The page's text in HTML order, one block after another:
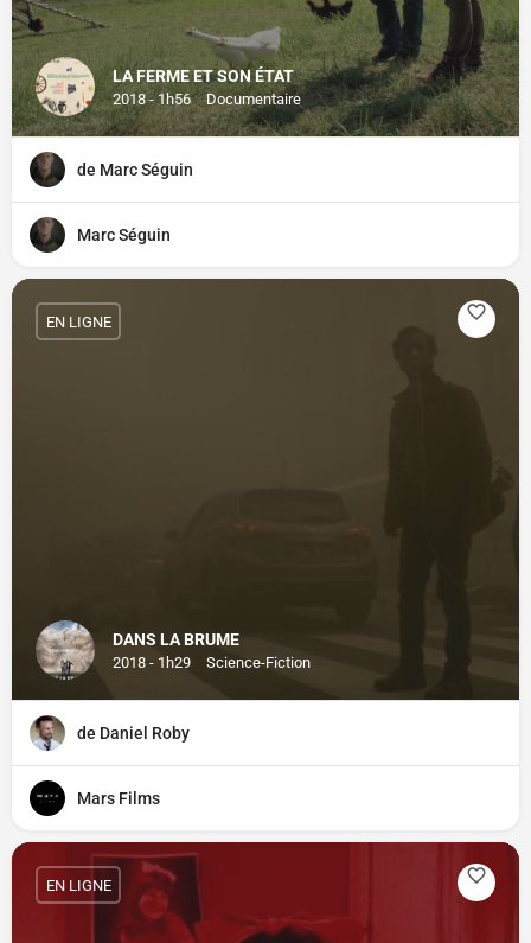
LA FERME ET SON ÉTAT
2018 - 1h56 Documentaire
de Marc Séguin
Marc Séguin
DANS LA BRUME
2018 - 1h29 Science-Fiction
EN LIGNE
de Daniel Roby
Mars Films
EN LIGNE